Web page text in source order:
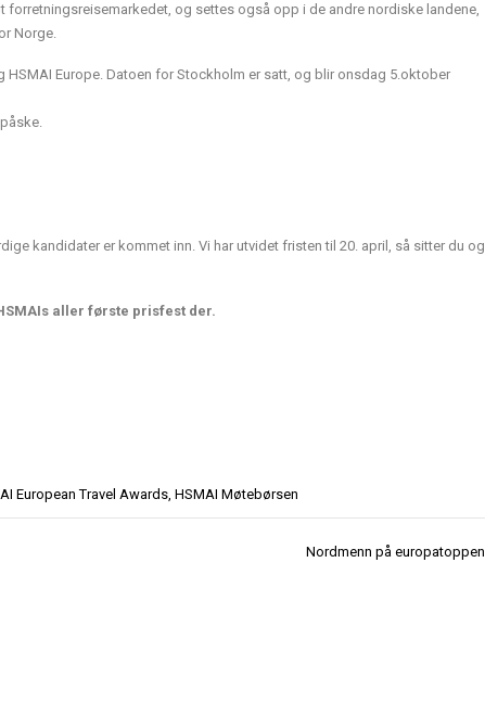
og settes også opp i de andre nordiske landene,
Norge.
Europe. Datoen for Stockholm er satt, og blir onsdag 5.oktober
kandidater er kommet inn. Vi har utvidet fristen til 20. april, så sitter du og
aller første prisfest der.
European Travel Awards, HSMAI Møtebørsen
Nordmenn på europatoppen